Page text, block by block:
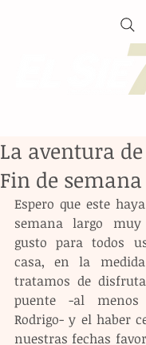
La aventura
Fin de
Espero que este
semana largo
gusto para todos
casa, en la
tratamos de
puente -al
Rodrigo- y el haber
nuestras fechas